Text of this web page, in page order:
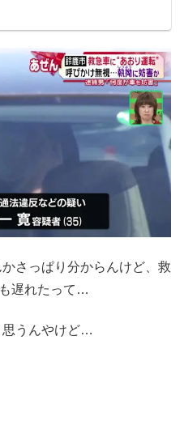
さっぱり分からんけど、救
遅れたって…
思うんやけど…